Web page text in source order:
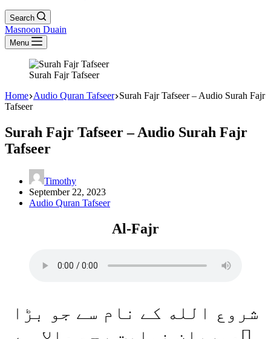
Search
Masnoon Duain
Menu
Surah Fajr Tafseer
Home Audio Quran Tafseer Surah Fajr Tafseer – Audio Surah Fajr
Tafseer
Surah Fajr Tafseer – Audio Surah Fajr
Tafseer
Timothy
September 22, 2023
Audio Quran Tafseer
Al-Fajr
شروع الله کے نام سے جو بڑا